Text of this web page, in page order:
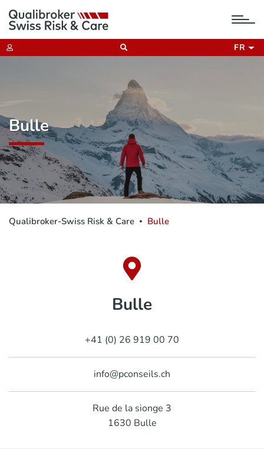
FR
Bulle
Qualibroker-Swiss Risk & Care Bulle
Bulle
+41 (0) 26 919 00 70
info@pconseils.ch
Rue de la sionge 3
1630 Bulle